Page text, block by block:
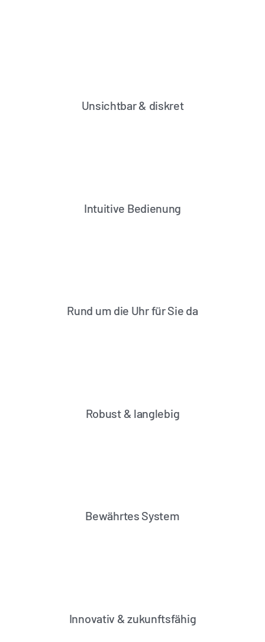
Unsichtbar & diskret
Intuitive Bedienung
Rund um die Uhr für Sie da
Robust & langlebig
Bewährtes System
Innovativ & zukunftsfähig